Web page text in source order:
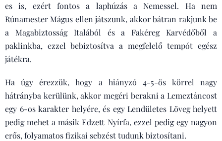
es is, ezért fontos a laphúzás a Nemessel. Ha nem
Rúnamester Mágus ellen játszunk, akkor bátran rakjunk be
a Magabiztosság Italából és a Fakéreg Karvédőből a
paklinkba, ezzel bebiztosítva a megfelelő tempót egész
játékra.
Ha úgy érezzük, hogy a hiányzó 4-5-ös körrel nagy
hátrányba kerülünk, akkor megéri berakni a Lemeztáncost
egy 6-os karakter helyére, és egy Lendületes Löveg helyett
pedig mehet a másik Edzett Nyírfa, ezzel pedig egy nagyon
erős, folyamatos fizikai sebzést tudunk biztosítani.